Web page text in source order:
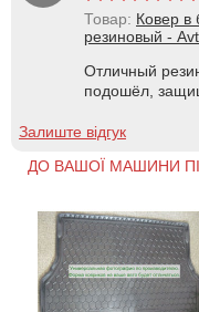
Товар: Ковер в
резиновый -
Отличный
подошёл,
Залиште відгук
ДО ВАШОЇ МАШИНИ